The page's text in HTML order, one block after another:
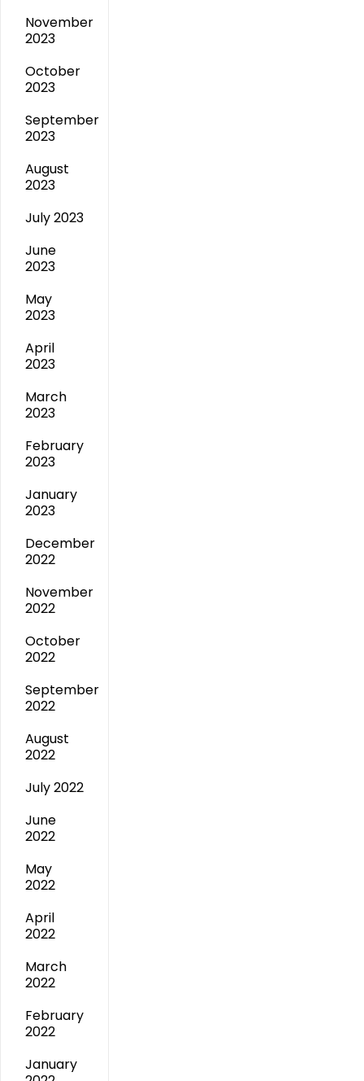
November
2023
October
2023
September
2023
August
2023
July 2023
June
2023
May
2023
April
2023
March
2023
February
2023
January
2023
December
2022
November
2022
October
2022
September
2022
August
2022
July 2022
June
2022
May
2022
April
2022
March
2022
February
2022
January